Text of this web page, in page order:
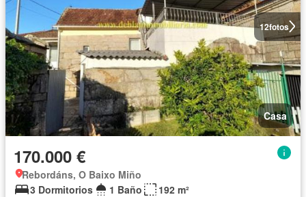
12fotos
Casa
170.000 €
Rebordáns, O Baixo Miño
3 Dormitorios
1 Baño
192 m²